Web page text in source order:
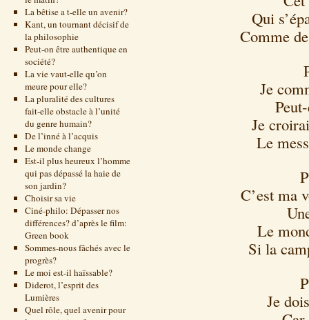
La bêtise a t-elle un avenir?
Kant, un tournant décisif de
la philosophie
Peut-on être authentique en
société?
La vie vaut-elle qu’on
meure pour elle?
La pluralité des cultures
fait-elle obstacle à l’unité
du genre humain?
De l’inné à l’acquis
Le monde change
Est-il plus heureux l’homme
qui pas dépassé la haie de
son jardin?
Choisir sa vie
Ciné-philo: Dépasser nos
différences? d’après le film:
Green book
Sommes-nous fâchés avec le
progrès?
Le moi est-il haïssable?
Diderot, l’esprit des
Lumières
Quel rôle, quel avenir pour
Qui
Comme
Je
Je
Le
C’est ma
Le
Si la
Je